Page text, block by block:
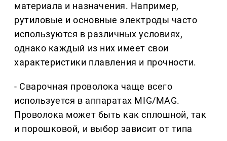
материала и назначения. Например,
рутиловые и основные электроды часто
используются в различных условиях,
однако каждый из них имеет свои
характеристики плавления и прочности.
- Сварочная проволока чаще всего
используется в аппаратах MIG/MAG.
Проволока может быть как сплошной, так
и порошковой, и выбор зависит от типа